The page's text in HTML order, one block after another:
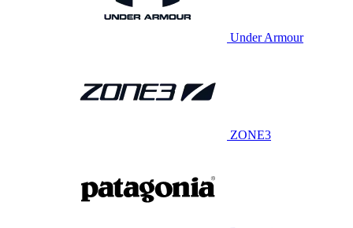
Under Armour
ZONE3